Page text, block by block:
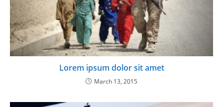
Lorem ipsum dolor sit amet
March 13, 2015